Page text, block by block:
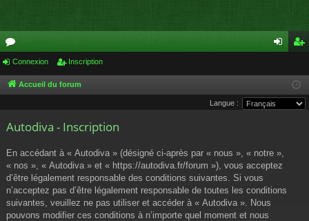
or
u
s
cri
pti
Connexion Inscription
Accueil du forum
Langue :
Autodiva - Inscription
En accédant à « Autodiva » (désigné ci-après par « nous », « notre »,
« nos », « Autodiva » et « https://autodiva.fr/forum »), vous acceptez
d’être légalement responsable des conditions suivantes. Si vous
n’acceptez pas d’être légalement responsable de toutes les conditions
suivantes, veuillez ne pas utiliser et accéder à « Autodiva ». Nous
pouvons modifier ces conditions à n’importe quel moment et nous